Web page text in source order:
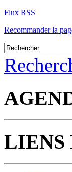
Flux RSS
Recommander la
LIENS